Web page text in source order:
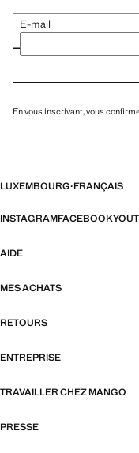
E-mail
En vous inscrivant, vous
LUXEMBOURG·FRANÇAIS
INSTAGRAMFACEBOOK
AIDE
MES ACHATS
RETOURS
ENTREPRISE
TRAVAILLER CHEZ MANGO
PRESSE